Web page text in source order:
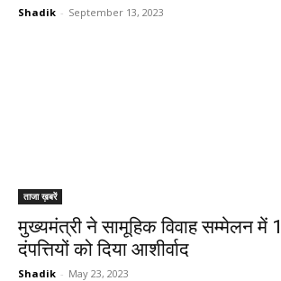
Shadik - September 13, 2023
ताजा ख़बरें
मुख्यमंत्री ने सामूहिक विवाह सम्मेलन में
दंपत्तियों को दिया आशीर्वाद
Shadik - May 23, 2023